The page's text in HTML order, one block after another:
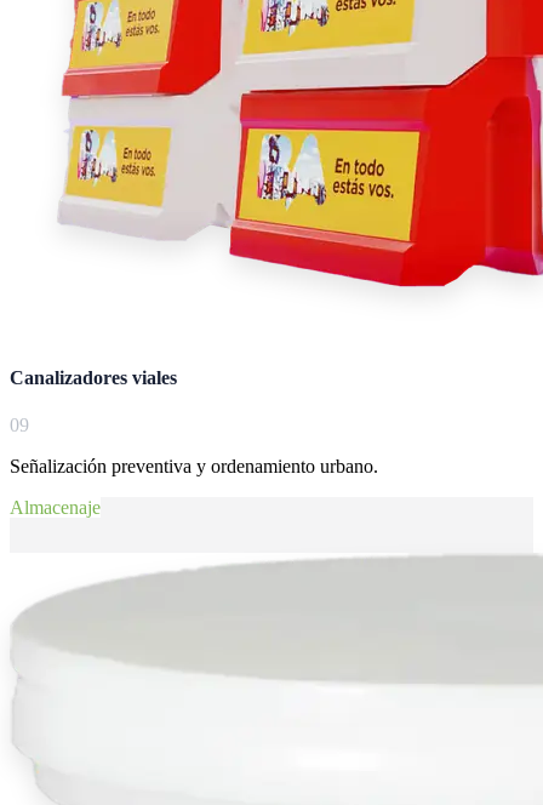
Canalizadores viales
09
Señalización preventiva y ordenamiento urbano.
Almacenaje